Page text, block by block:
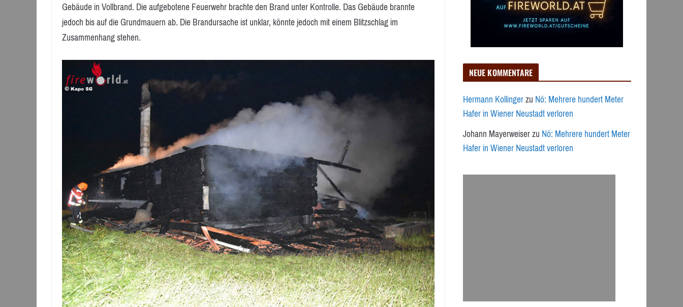
Gebäude in Vollbrand. Die aufgebotene Feuerwehr brachte den Brand unter Kontrolle. Das Gebäude brannte
jedoch bis auf die Grundmauern ab. Die Brandursache ist unklar, könnte jedoch mit einem Blitzschlag im
Zusammenhang stehen.
NEUE KOMMENTARE
Hermann KollingerzuNö: Mehrere hundert Meter
Hafer in Wiener Neustadt verloren
Johann MayerweiserzuNö: Mehrere hundert Meter
Hafer in Wiener Neustadt verloren